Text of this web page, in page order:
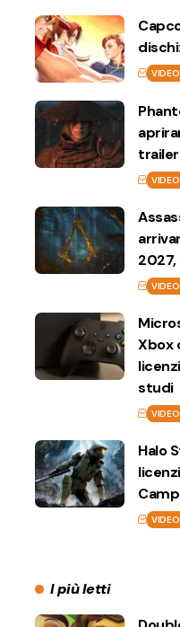
trailer
Xbox
studi
Halo
I più letti